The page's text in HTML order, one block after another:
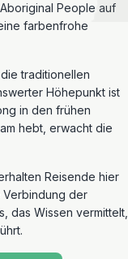
People auf
farbenfrohe
traditionellen
Höhepunkt ist
in den frühen
hebt, erwacht die
Reisende hier
Verbindung der
das Wissen vermittelt,